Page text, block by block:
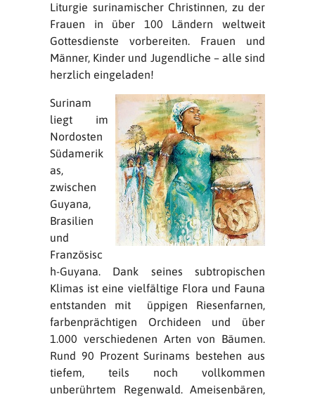
Liturgie surinamischer Christinnen, zu der
Frauen in über 100 Ländern weltweit
Gottesdienste vorbereiten. Frauen und
Männer, Kinder und Jugendliche – alle sind
herzlich eingeladen!
Surinam
liegt im
Nordosten
Südamerik
as,
zwischen
Guyana,
Brasilien
und
Französisc
h-Guyana. Dank seines subtropischen
Klimas ist eine vielfältige Flora und Fauna
entstanden mit üppigen Riesenfarnen,
farbenprächtigen Orchideen und über
1.000 verschiedenen Arten von Bäumen.
Rund 90 Prozent Surinams bestehen aus
tiefem, teils noch vollkommen
unberührtem Regenwald. Ameisenbären,